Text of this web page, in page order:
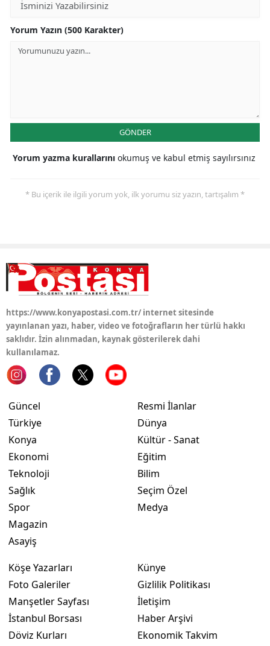
Karabük
Yorum Yazın (500 Karakter)
GÖNDER
Yorum yazma kurallarını okumuş ve kabul etmiş sayılırsınız
* Bu içerik ile ilgili yorum yok, ilk yorumu siz yazın, tartışalım *
https://www.konyapostasi.com.tr/ internet sitesinde
yayınlanan yazı, haber, video ve fotoğrafların her türlü hakkı
saklıdır. İzin alınmadan, kaynak gösterilerek dahi
kullanılamaz.
Güncel
Türkiye
Konya
Ekonomi
Teknoloji
Sağlık
Spor
Magazin
Asayiş
Resmi İlanlar
Dünya
Kültür - Sanat
Eğitim
Bilim
Seçim Özel
Medya
Köşe Yazarları
Foto Galeriler
Manşetler Sayfası
İstanbul Borsası
Döviz Kurları
Künye
Gizlilik Politikası
İletişim
Haber Arşivi
Ekonomik Takvim